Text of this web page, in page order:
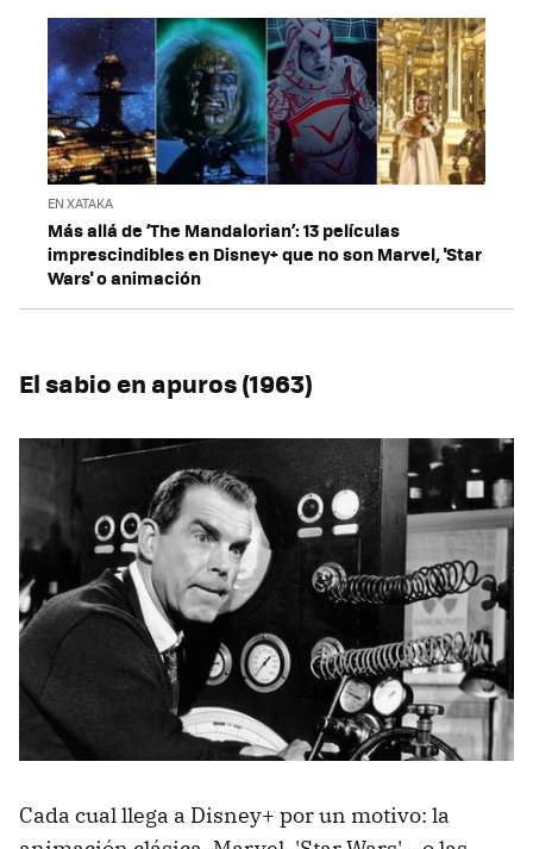
EN XATAKA
Más allá de ‘The Mandalorian’: 13 películas
imprescindibles en Disney+ que no son Marvel, 'Star
Wars' o animación
El sabio en apuros (1963)
Cada cual llega a Disney+ por un motivo: la